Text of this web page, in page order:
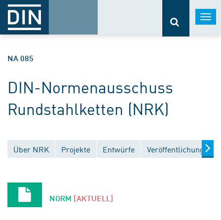
NA 085
DIN-Normenausschuss
Rundstahlketten (NRK)
Über NRK Projekte Entwürfe Veröffentlichungen
NORM [AKTUELL]